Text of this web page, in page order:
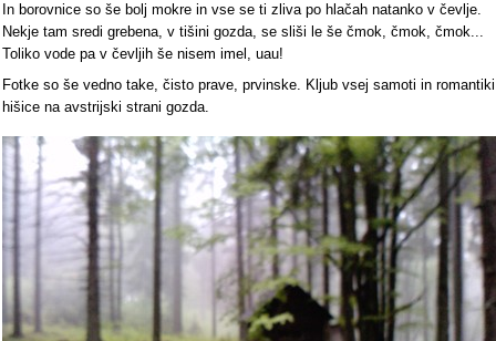
In borovnice so še bolj mokre in vse se ti zliva po hlačah natanko v čevlje.
Nekje tam sredi grebena, v tišini gozda, se sliši le še čmok, čmok, čmok...
Toliko vode pa v čevljih še nisem imel, uau!
Fotke so še vedno take, čisto prave, prvinske. Kljub vsej samoti in romantiki
hišice na avstrijski strani gozda.